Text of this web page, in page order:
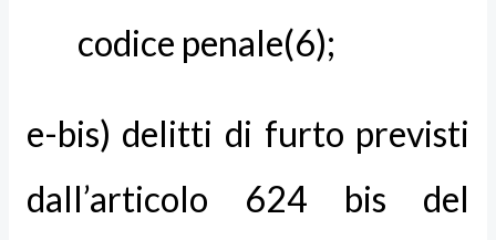
codice penale(6);
e-bis) delitti di furto previsti
dall’articolo 624 bis del